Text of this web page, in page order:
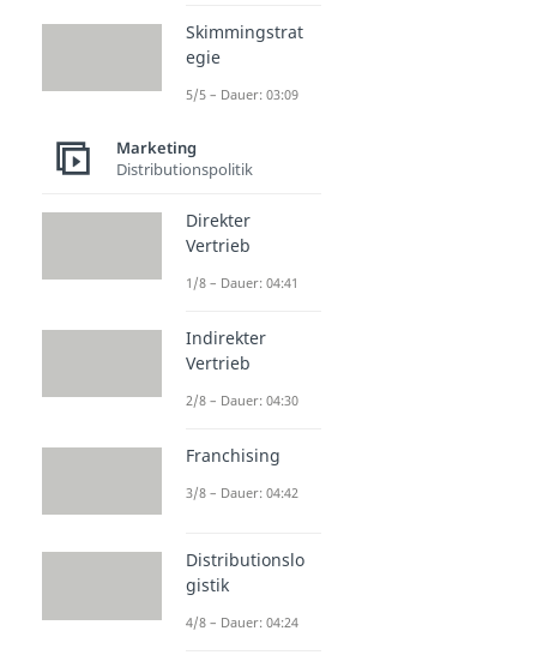
Skimmingstrat
egie
5/5 – Dauer: 03:09
Marketing
Distributionspolitik
Direkter
Vertrieb
1/8 – Dauer: 04:41
Indirekter
Vertrieb
2/8 – Dauer: 04:30
Franchising
3/8 – Dauer: 04:42
Distributionslo
gistik
4/8 – Dauer: 04:24